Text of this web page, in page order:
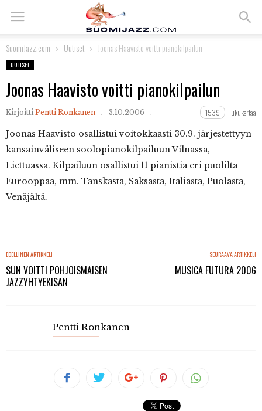
SuomiJazz.com Uutiset Joonas Haavisto voitti pianokilpailun
UUTISET
Joonas Haavisto voitti pianokilpailun
Kirjoitti Pentti Ronkanen 3.10.2006 1539 lukukertaa
Joonas Haavisto osallistui voitokkaasti 30.9. järjestettyyn
kansainväliseen soolopianokilpailuun Vilnassa,
Liettuassa. Kilpailuun osallistui 11 pianistia eri puolilta
Eurooppaa, mm. Tanskasta, Saksasta, Italiasta, Puolasta,
Venäjältä.
EDELLINEN ARTIKKELI
SUN VOITTI POHJOISMAISEN
JAZZYHTYEKISAN
SEURAAVA ARTIKKELI
MUSICA FUTURA 2006
Pentti Ronkanen